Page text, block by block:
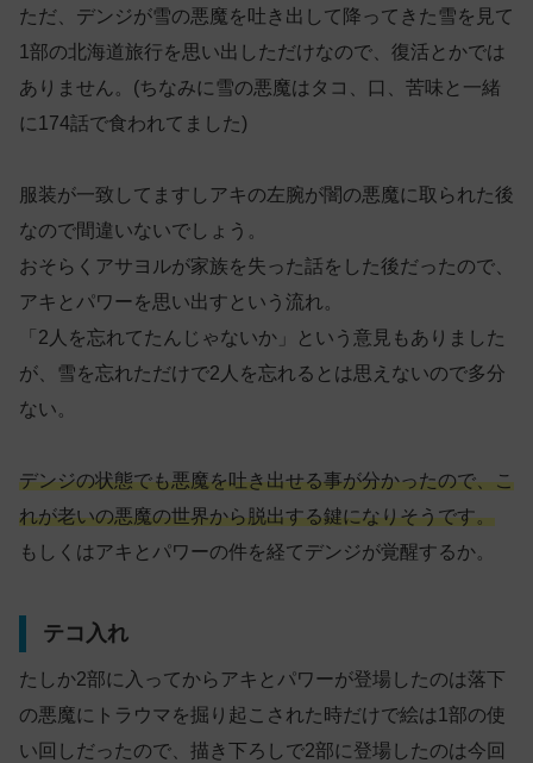
ただ、デンジが雪の悪魔を吐き出して降ってきた雪を見て
1部の北海道旅行を思い出しただけなので、復活とかでは
ありません。(ちなみに雪の悪魔はタコ、口、苦味と一緒
に174話で食われてました)
服装が一致してますしアキの左腕が闇の悪魔に取られた後
なので間違いないでしょう。
おそらくアサヨルが家族を失った話をした後だったので、
アキとパワーを思い出すという流れ。
「2人を忘れてたんじゃないか」という意見もありました
が、雪を忘れただけで2人を忘れるとは思えないので多分
ない。
デンジの状態でも悪魔を吐き出せる事が分かったので、こ
れが老いの悪魔の世界から脱出する鍵になりそうです。
もしくはアキとパワーの件を経てデンジが覚醒するか。
テコ入れ
たしか2部に入ってからアキとパワーが登場したのは落下
の悪魔にトラウマを掘り起こされた時だけで絵は1部の使
い回しだったので、描き下ろしで2部に登場したのは今回